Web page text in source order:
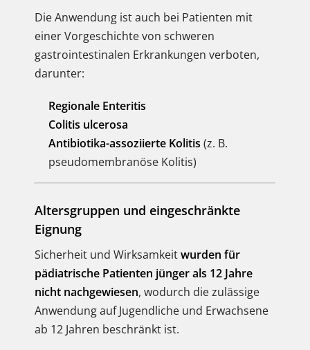
Die Anwendung ist auch bei Patienten mit
einer Vorgeschichte von schweren
gastrointestinalen Erkrankungen verboten,
darunter:
Regionale Enteritis
Colitis ulcerosa
Antibiotika-assoziierte Kolitis (z. B.
pseudomembranöse Kolitis)
Altersgruppen und eingeschränkte
Eignung
Sicherheit und Wirksamkeitwurden für
pädiatrische Patienten jünger als 12 Jahre
nicht nachgewiesen, wodurch die zulässige
Anwendung auf Jugendliche und Erwachsene
ab 12 Jahren beschränkt ist.